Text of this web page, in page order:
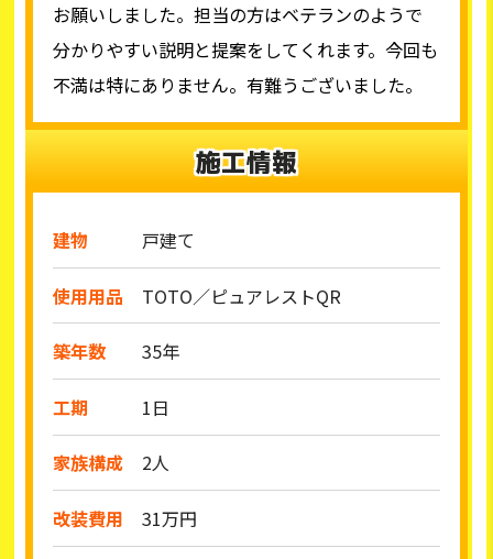
お願いしました。担当の方はベテランのようで
分かりやすい説明と提案をしてくれます。今回も
不満は特にありません。有難うございました。
施工情報
建物 戸建て
使用用品 TOTO／ピュアレストQR
築年数 35年
工期 1日
家族構成 2人
改装費用 31万円